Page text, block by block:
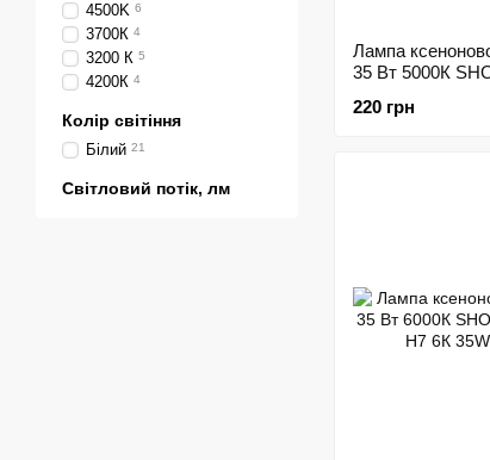
Лампа
35 Вт 5000К
220 грн
4500K 6
3700К 4
3200 К 5
4200К 4
Колір світіння
Білий 21
Світловий потік, лм